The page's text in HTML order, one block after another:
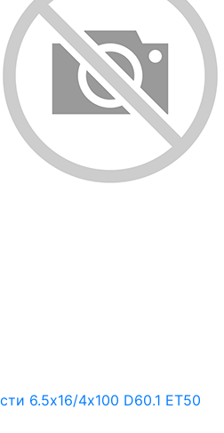
6.5х16/4х100 D60.1 ET50